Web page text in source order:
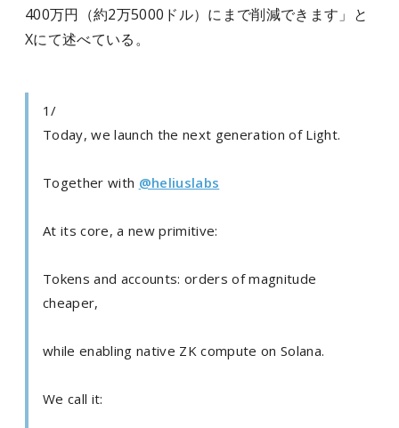
400万円（約2万5000 ドル）にまで削減できます」と
Xにて述べている。
1/
Today, we launch the next generation of Light.
Together with @heliuslabs
At its core, a new primitive:
Tokens and accounts: orders of magnitude
cheaper,
while enabling native ZK compute on Solana.
We call it: